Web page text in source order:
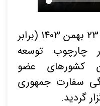
این برنامه، صبح روز سه‌شنبه، 23 بهمن 1403 (برابر
2025) و در چارچوب توسعه
کشورهای عضو
سفارت جمهوری
گردید.